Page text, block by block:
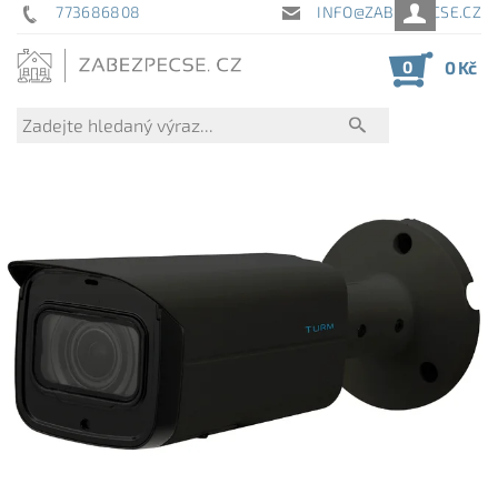
773686808 INFO@ZABEZPECSE.CZ
0 0 Kč